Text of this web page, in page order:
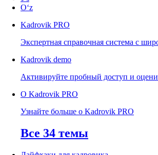
Oʻz
Kadrovik PRO
Экспертная справочная система с
Kadrovik demo
Активируйте пробный доступ и
О Kadrovik PRO
Узнайте больше о Kadrovik PRO
Все 34 темы